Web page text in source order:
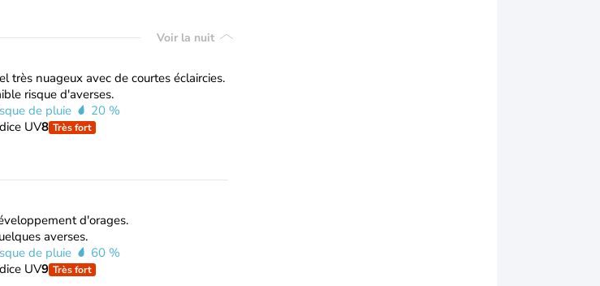
Voir la nuit
très nuageux avec de courtes éclaircies.
risque d'averses.
de pluie
20 %
UV8 Très fort
d'orages.
averses.
de pluie
60 %
UV9 Très fort